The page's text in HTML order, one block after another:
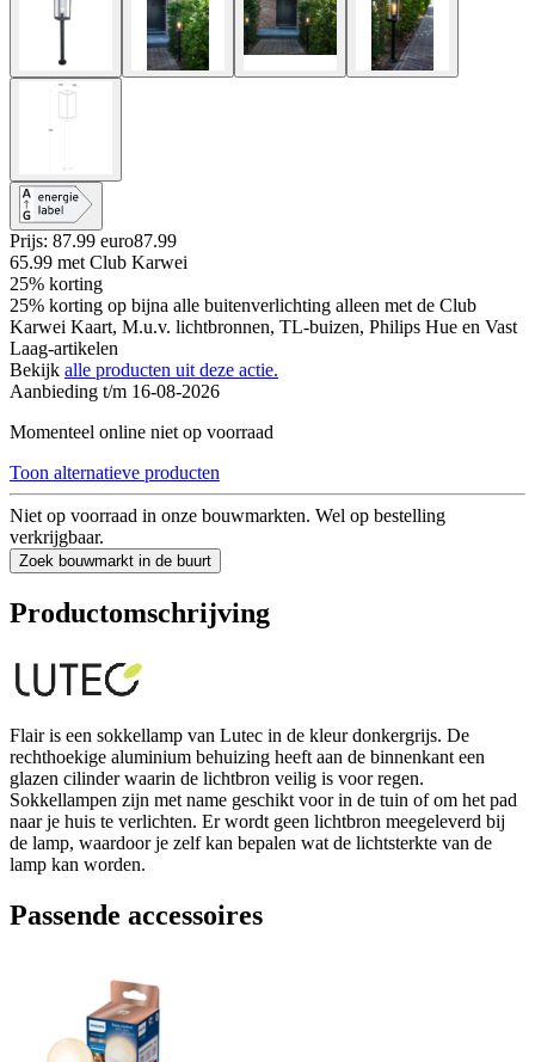
Prijs: 87.99 euro87.99
65.99 met Club Karwei
25% korting
25% korting op bijna alle buitenverlichting alleen met de Club
Karwei Kaart, M.u.v. lichtbronnen, TL-buizen, Philips Hue en Vast
Laag-artikelen
Bekijk alle producten uit deze actie.
Aanbieding t/m 16-08-2026
Momenteel online niet op voorraad
Toon alternatieve producten
Niet op voorraad in onze bouwmarkten. Wel op bestelling
verkrijgbaar.
Zoek bouwmarkt in de buurt
Productomschrijving
Flair is een sokkellamp van Lutec in de kleur donkergrijs. De
rechthoekige aluminium behuizing heeft aan de binnenkant een
glazen cilinder waarin de lichtbron veilig is voor regen.
Sokkellampen zijn met name geschikt voor in de tuin of om het pad
naar je huis te verlichten. Er wordt geen lichtbron meegeleverd bij
de lamp, waardoor je zelf kan bepalen wat de lichtsterkte van de
lamp kan worden.
Passende accessoires